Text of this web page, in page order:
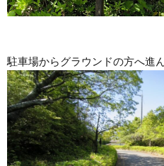
駐車場からグラウンドの方へ進